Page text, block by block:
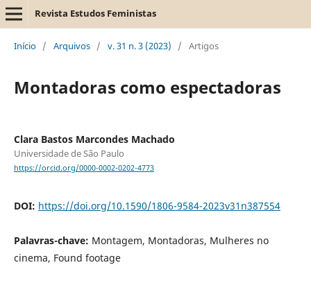
Revista Estudos Feministas
Início / Arquivos / v. 31 n. 3 (2023) / Artigos
Montadoras como espectadoras
Clara Bastos Marcondes Machado
Universidade de São Paulo
https://orcid.org/0000-0002-0202-4773
DOI: https://doi.org/10.1590/1806-9584-2023v31n387554
Palavras-chave: Montagem, Montadoras, Mulheres no
cinema, Found footage